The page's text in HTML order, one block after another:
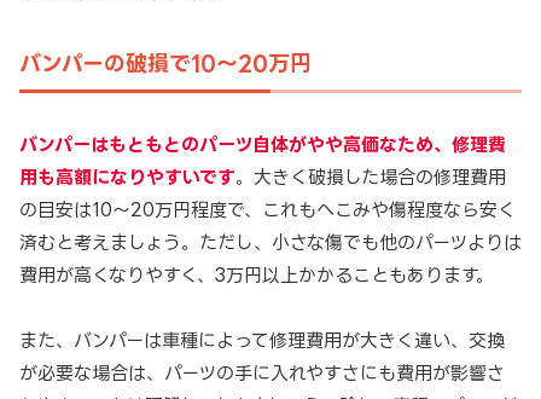
バンパーの破損で10～20万円
バンパーはもともとのパーツ自体がやや高価なため、修理費
用も高額になりやすいです。大きく破損した場合の修理費用
の目安は10～20万円程度で、これもへこみや傷程度なら安く
済むと考えましょう。ただし、小さな傷でも他のパーツよりは
費用が高くなりやすく、3万円以上かかることもあります。
また、バンパーは車種によって修理費用が大きく違い、交換
が必要な場合は、パーツの手に入れやすさにも費用が影響さ